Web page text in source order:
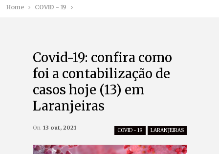
Home COVID - 19
Covid-19: confira como
foi a contabilização de
casos hoje (13) em
Laranjeiras
COVID - 19 LARANJEIRAS
On 13 out, 2021